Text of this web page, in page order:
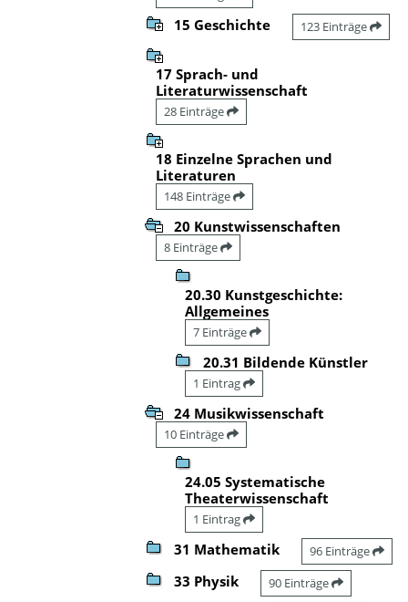
15 Geschichte 123 Einträge
17 Sprach- und
Literaturwissenschaft
28 Einträge
18 Einzelne Sprachen und
Literaturen
148 Einträge
20 Kunstwissenschaften
8 Einträge
20.30 Kunstgeschichte:
Allgemeines
7 Einträge
20.31 Bildende Künstler
1 Eintrag
24 Musikwissenschaft
10 Einträge
24.05 Systematische
Theaterwissenschaft
1 Eintrag
31 Mathematik 96 Einträge
33 Physik 90 Einträge